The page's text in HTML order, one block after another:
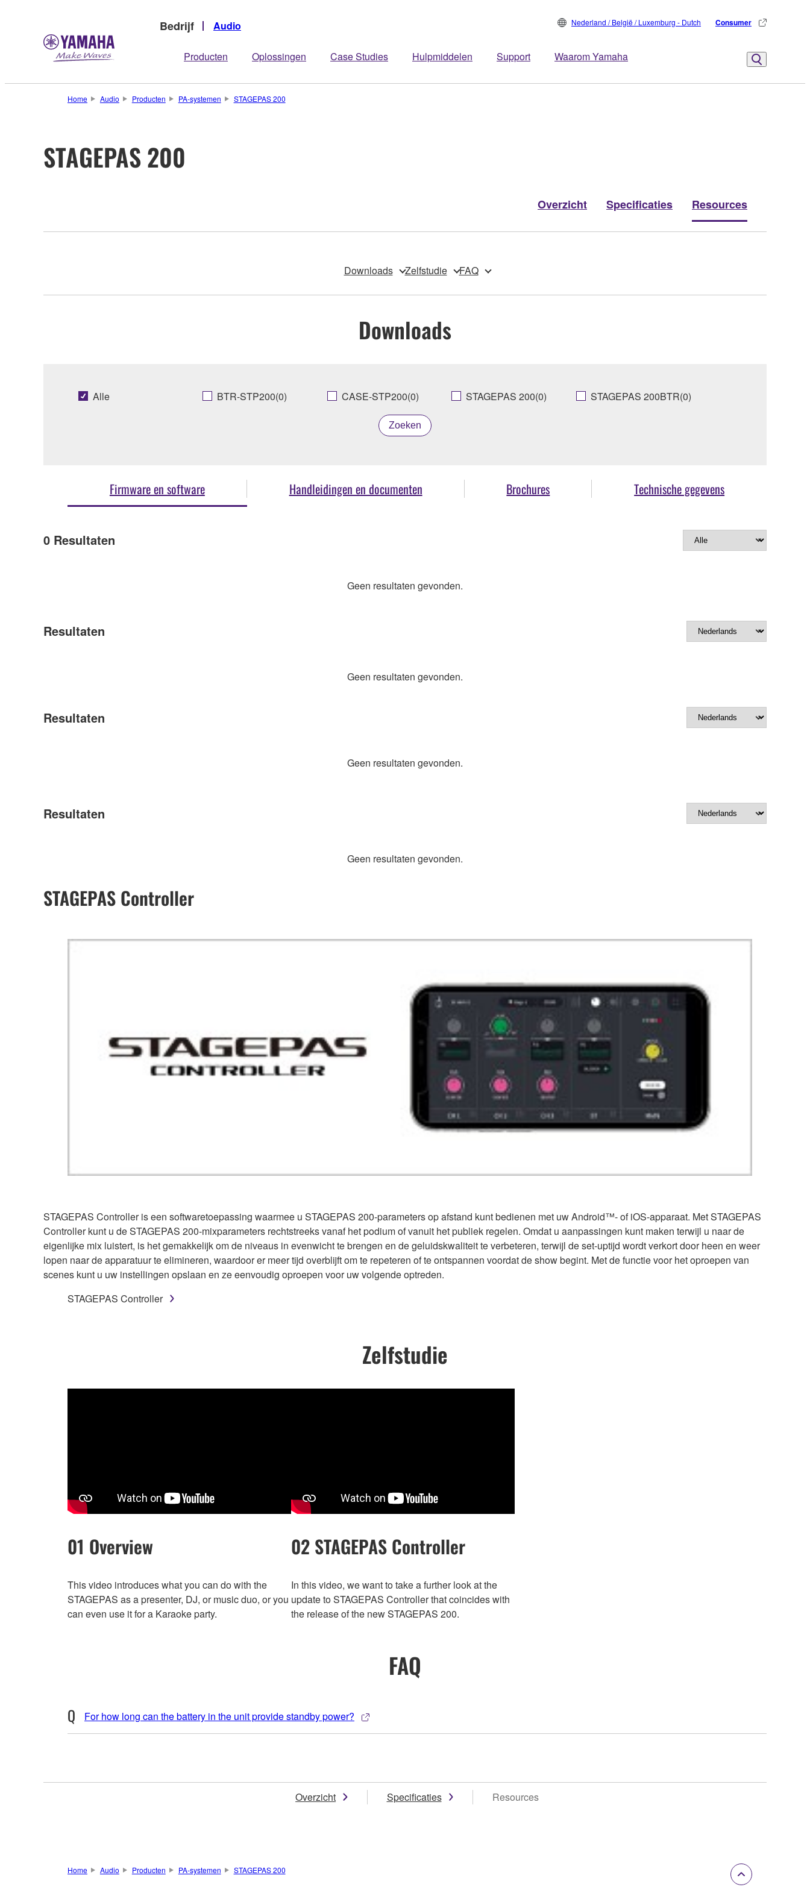
Bedrijf Audio
Producten Oplossingen Case Studies Hulpmiddelen Support Waarom Yamaha
Nederland / België / Luxemburg - Dutch Consumer
Home Audio Producten PA-systemen STAGEPAS 200
STAGEPAS 200
Overzicht Specificaties Resources
Downloads Zelfstudie FAQ
Downloads
Alle BTR-STP200(0) CASE-STP200(0) STAGEPAS 200(0) STAGEPAS 200BTR(0)
Zoeken
Firmware en software Handleidingen en documenten Brochures Technische gegevens
0 Resultaten
Geen resultaten gevonden.
Resultaten
Geen resultaten gevonden.
Resultaten
Geen resultaten gevonden.
Resultaten
Geen resultaten gevonden.
STAGEPAS Controller
STAGEPAS Controller is een softwaretoepassing waarmee u STAGEPAS 200-parameters op afstand kunt bedienen met uw Android™- of iOS-apparaat. Met STAGEPAS
Controller kunt u de STAGEPAS 200-mixparameters rechtstreeks vanaf het podium of vanuit het publiek regelen. Omdat u aanpassingen kunt maken terwijl u naar de
eigenlijke mix luistert, is het gemakkelijk om de niveaus in evenwicht te brengen en de geluidskwaliteit te verbeteren, terwijl de set-uptijd wordt verkort door heen en weer
lopen naar de apparatuur te elimineren, waardoor er meer tijd overblijft om te repeteren of te ontspannen voordat de show begint. Met de functie voor het oproepen van
scenes kunt u uw instellingen opslaan en ze eenvoudig oproepen voor uw volgende optreden.
STAGEPAS Controller
Zelfstudie
01 Overview
This video introduces what you can do with the
STAGEPAS as a presenter, DJ, or music duo, or you
can even use it for a Karaoke party.
02 STAGEPAS Controller
In this video, we want to take a further look at the
update to STAGEPAS Controller that coincides with
the release of the new STAGEPAS 200.
FAQ
For how long can the battery in the unit provide standby power?
Overzicht Specificaties Resources
Home Audio Producten PA-systemen STAGEPAS 200